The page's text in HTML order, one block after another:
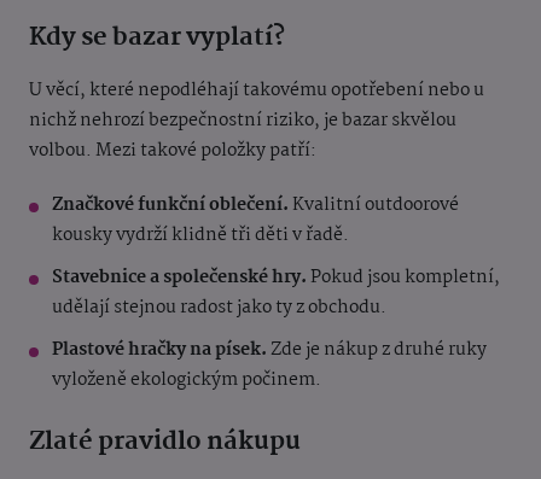
Kdy se bazar vyplatí?
U věcí, které nepodléhají takovému opotřebení nebo u
nichž nehrozí bezpečnostní riziko, je bazar skvělou
volbou. Mezi takové položky patří:
Značkové funkční oblečení. Kvalitní outdoorové
kousky vydrží klidně tři děti v řadě.
Stavebnice a společenské hry.Pokud jsou kompletní,
udělají stejnou radost jako ty z obchodu.
Plastové hračky na písek.Zde je nákup z druhé ruky
vyloženě ekologickým počinem.
Zlaté pravidlo nákupu